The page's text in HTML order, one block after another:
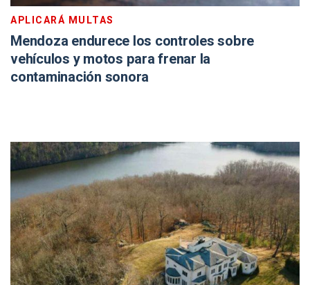
APLICARÁ MULTAS
Mendoza endurece los controles sobre
vehículos y motos para frenar la
contaminación sonora